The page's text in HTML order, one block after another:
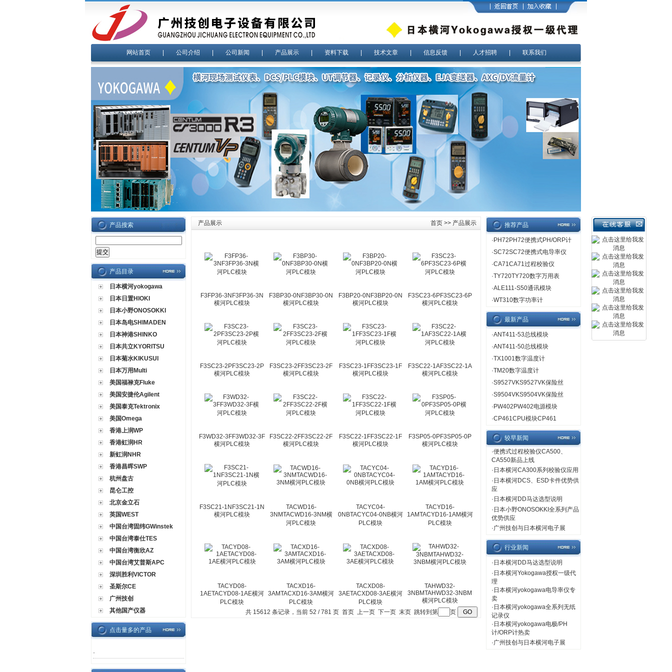
网站首页 公司介绍 公司新闻 产品展示 资料下载 技术文章 信息反馈 人才招聘 联系我们
产品搜索
产品目录
日本横河yokogawa
日本日置HIOKI
日本小野ONOSOKKI
日本岛电SHIMADEN
日本神港SHINKO
日本共立KYORITSU
日本菊水KIKUSUI
日本万用Multi
美国福禄克Fluke
美国安捷伦Agilent
美国泰克Tektronix
美国Omega
香港上润WP
香港虹润HR
新虹润NHR
香港昌晖SWP
杭州盘古
昆仑工控
北京金立石
英国WEST
中国台湾固纬GWinstek
中国台湾泰仕TES
中国台湾衡欣AZ
中国台湾艾普斯APC
深圳胜利VICTOR
圣斯尔CE
广州技创
其他国产仪器
点击量多的产品
·
产品展示 首页 >> 产品展示
F3FP36-3NF3FP36-3N
横河PLC模块
F3BP30-0NF3BP30-0N
横河PLC模块
F3BP20-0NF3BP20-0N
横河PLC模块
F3SC23-6PF3SC23-6P
横河PLC模块
F3SC23-2PF3SC23-2P
横河PLC模块
F3SC23-2FF3SC23-2F
横河PLC模块
F3SC23-1FF3SC23-1F
横河PLC模块
F3SC22-1AF3SC22-1A
横河PLC模块
F3WD32-3FF3WD32-3F
横河PLC模块
F3SC22-2FF3SC22-2F
横河PLC模块
F3SC22-1FF3SC22-1F
横河PLC模块
F3SP05-0PF3SP05-0P
横河PLC模块
F3SC21-1NF3SC21-1N
横河PLC模块
TACWD16-
3NMTACWD16-3NM横
河PLC模块
TACYC04-
0NBTACYC04-0NB横河
PLC模块
TACYD16-
1AMTACYD16-1AM横河
PLC模块
TACYD08-
1AETACYD08-1AE横河
PLC模块
TACXD16-
3AMTACXD16-3AM横河
PLC模块
TACXD08-
3AETACXD08-3AE横河
PLC模块
TAHWD32-
3NBMTAHWD32-3NBM
横河PLC模块
共 15612 条记录，当前 52 / 781 页 首页 上一页 下一页 末页 跳转到第 页
推荐产品
· PH72PH72便携式PH/ORP计
·SC72SC72便携式电导率仪
·CA71CA71过程校验仪
·TY720TY720数字万用表
·ALE111-S50通讯模块
·WT310数字功率计
最新产品
·ANT411-53总线模块
·ANT411-50总线模块
·TX1001数字温度计
·TM20数字温度计
·S9527VKS9527VK保险丝
·S9504VKS9504VK保险丝
· PW402PW402电源模块
·CP461CPU模块CP461
较早新闻
·便携式过程校验仪CA500、
CA550新品上线
· 日本横河CA300系列校验仪应用
· 日本横河DCS、ESD卡件优势供
应
· 日本横河DD马达选型说明
· 日本小野ONOSOKKI全系列产品
优势供应
·广州技创与日本横河电子展
行业新闻
· 日本横河DD马达选型说明
· 日本横河Yokogawa授权一级代
理
· 日本横河yokogawa电导率仪专
卖
· 日本横河yokogawa全系列无纸
记录仪
· 日本横河yokogawa电极/PH
计/ORP计热卖
·广州技创与日本横河电子展